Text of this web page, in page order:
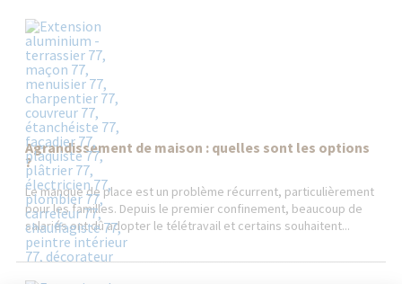
Agrandissement de maison : quelles sont les options
?
Le manque de place est un problème récurrent, particulièrement
pour les familles. Depuis le premier confinement, beaucoup de
salariés ont dû adopter le télétravail et certains souhaitent...